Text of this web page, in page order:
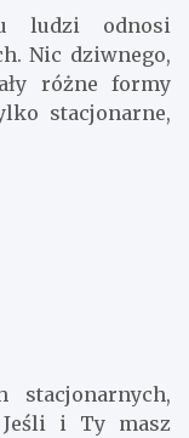
ludzi odnosi
Nic dziwnego,
różne formy
stacjonarne,
stacjonarnych,
i Ty masz